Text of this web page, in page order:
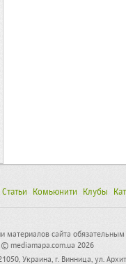
Статьи Комьюнити Клубы
материалов сайта
© mediamapa.com.ua 2026
Украина, г. Винница, ул.